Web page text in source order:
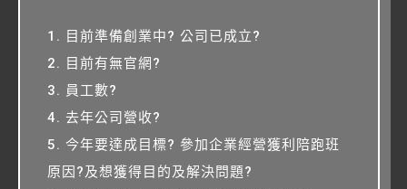
1. 目前準備創業中? 公司已成立?
2. 目前有無官網?
3. 員工數?
4. 去年公司營收?
5. 今年要達成目標? 參加企業經營獲利陪跑班
原因?及想獲得目的及解決問題?